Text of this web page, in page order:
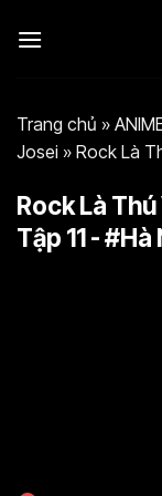
qua
Trang chủ »
Josei » Rock Là
Rock Là
Tập 11 -